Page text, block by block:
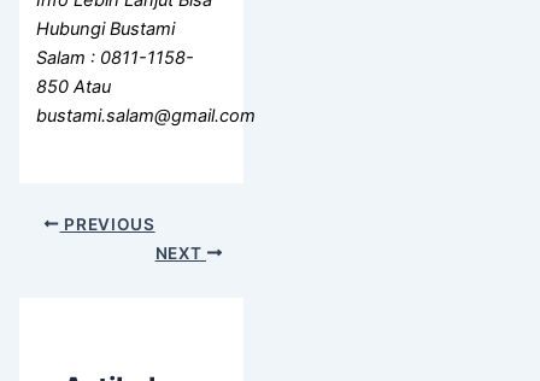
Hubungi Bustami
Salam : 0811-1158-
850 Atau
bustami.salam@gmail.com
PREVIOUS
NEXT